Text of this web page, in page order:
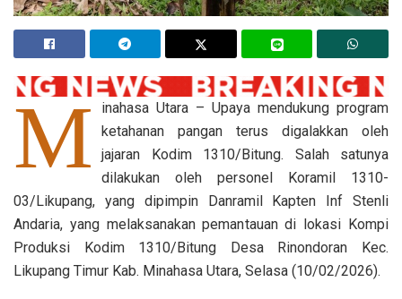
M
inahasa Utara – Upaya mendukung program
ketahanan pangan terus digalakkan oleh
jajaran Kodim 1310/Bitung. Salah satunya
dilakukan oleh personel Koramil 1310-
03/Likupang, yang dipimpin Danramil Kapten Inf Stenli
Andaria, yang melaksanakan pemantauan di lokasi Kompi
Produksi Kodim 1310/Bitung Desa Rinondoran Kec.
Likupang Timur Kab. Minahasa Utara, Selasa (10/02/2026).